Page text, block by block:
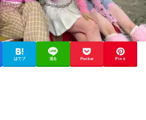
はてブ 送る Pocket Pin it